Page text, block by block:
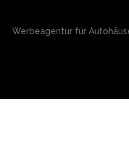
Werbeagentur für